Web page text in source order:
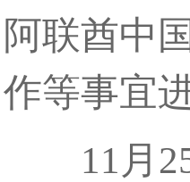
阿联酋中
作等事宜
11月25